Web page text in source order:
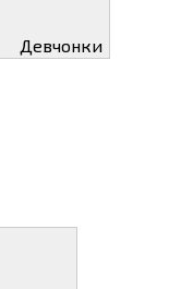
Девчонки